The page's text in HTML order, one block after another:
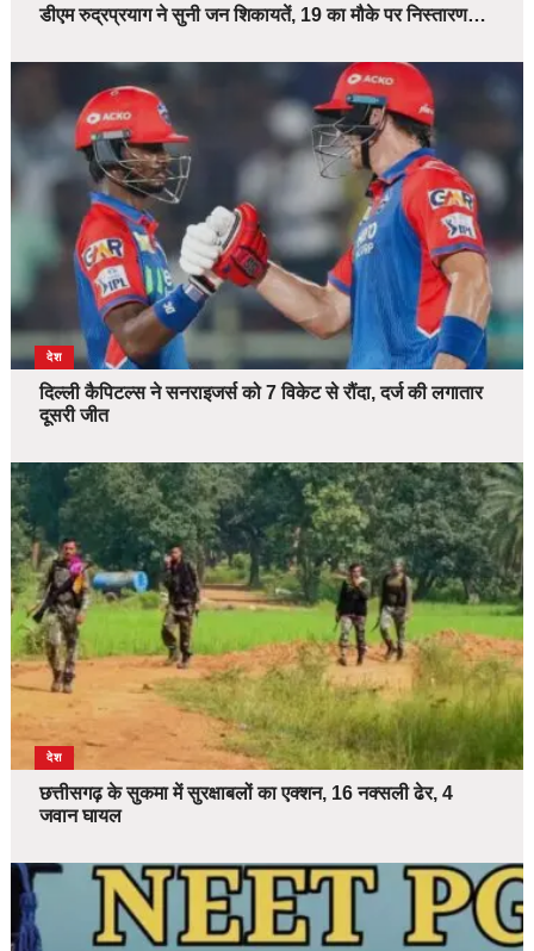
डीएम रुद्रप्रयाग ने सुनी जन शिकायतें, 19 का मौके पर निस्तारण…
देश
दिल्ली कैपिटल्स ने सनराइजर्स को 7 विकेट से रौंदा, दर्ज की लगातार
दूसरी जीत
देश
छत्तीसगढ़ के सुकमा में सुरक्षाबलों का एक्शन, 16 नक्सली ढेर, 4
जवान घायल